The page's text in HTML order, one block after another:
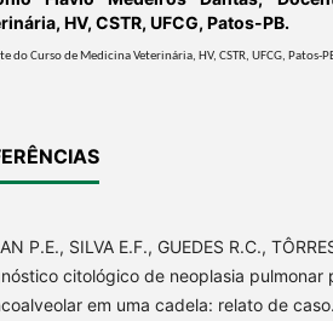
HV, CSTR, UFCG, Patos-PB.
do Curso de Medicina Veterinária, HV, CSTR, UFCG, Patos-
P.E., SILVA E.F., GUEDES R.C.,
citológico de neoplasia pulmonar
em uma cadela: relato de